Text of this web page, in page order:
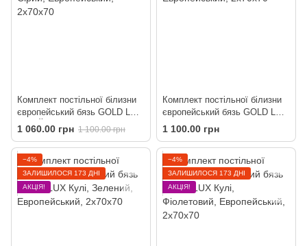
Комплект постільної білизни
європейський бязь GOLD LUX
Нью Йорк
1 060.00 грн 1 100.00 грн
Комплект постільної білизни
європейський бязь GOLD LUX
Коти
1 100.00 грн
−4%
ЗАЛИШИЛОСЯ 173 ДНІ
АКЦІЯ!
−4%
ЗАЛИШИЛОСЯ 173 ДНІ
АКЦІЯ!